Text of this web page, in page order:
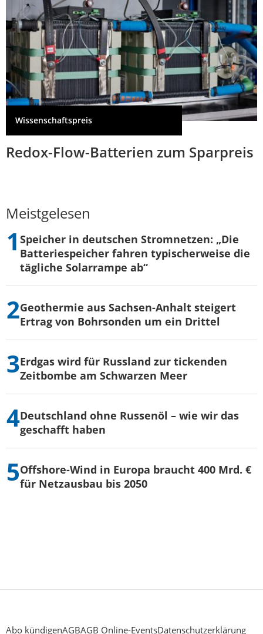
Wissenschaftspreis
Redox-Flow-Batterien zum Sparpreis
Meistgelesen
Speicher in deutschen Stromnetzen: „Die
Batteriespeicher fahren typischerweise die
tägliche Solarrampe ab“
Geothermie aus Sachsen-Anhalt steigert
Ertrag von Bohrsonden um ein Drittel
Erdgas wird für Russland zur tickenden
Zeitbombe am Schwarzen Meer
Deutschland ohne Russenöl – wie wir das
geschafft haben
Offshore-Wind in Europa braucht 400 Mrd. €
für Netzausbau bis 2050
Abo kündigenAGBAGB Online-EventsDatenschutzerklärung